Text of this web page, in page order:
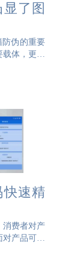
了图
防伪的重要
载体，更是
于儿童读
展和价值
快速精
消费者对产
对产品可能
与解决，
关键。而